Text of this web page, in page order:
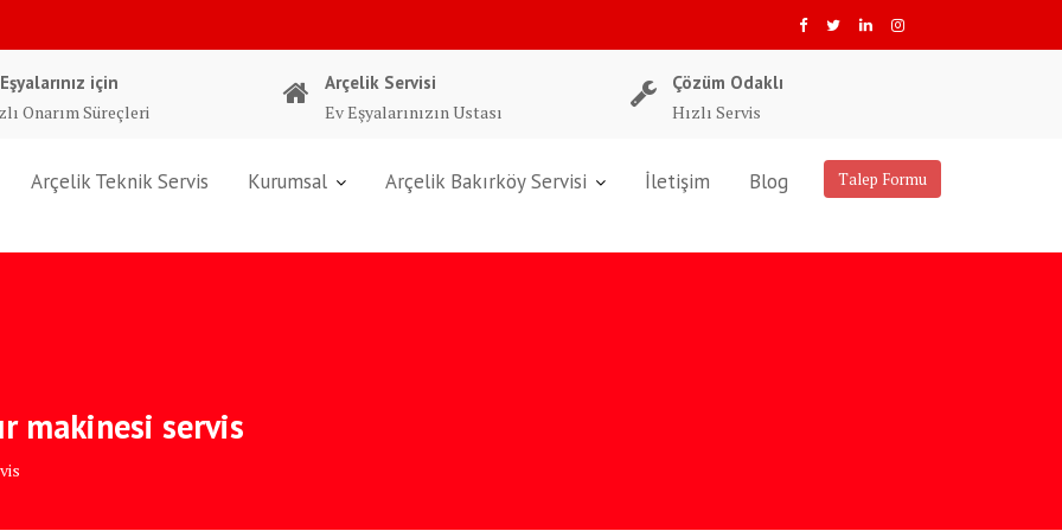
için
Onarım Süreçleri
Arçelik Servisi
Ev Eşyalarınızın Ustası
Çözüm Odaklı
Hızlı Servis
Talep Formu
Arçelik Teknik Servis Kurumsal Arçelik Bakırköy Servisi İletişim Blog
makinesi servis